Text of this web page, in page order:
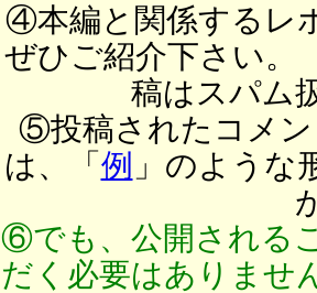
④本編と関係するレ
ぜひご紹介下さい。
稿はスパム
⑤投稿されたコメン
は、「 例 」のような
⑥でも、公開される
だく必要はありませ